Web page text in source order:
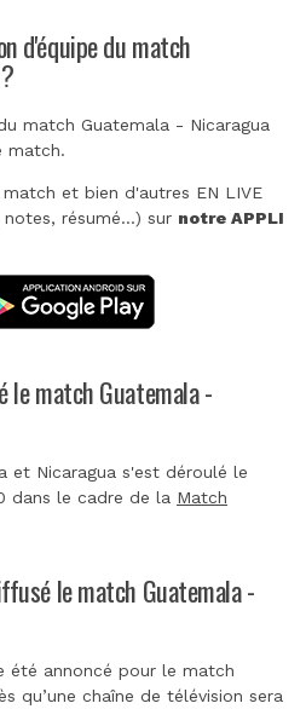
d'équipe du match
match Guatemala - Nicaragua
match.
et bien d'autres EN LIVE
résumé...) sur notre APPLI
le match Guatemala -
et Nicaragua s'est déroulé le
dans le cadre de la Match
le match Guatemala -
été annoncé pour le match
qu’une chaîne de télévision sera